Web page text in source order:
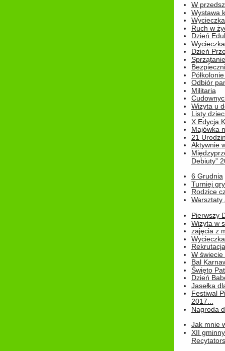
W
Wystawa
Ruch w
Dzień
Dzień
Odbiór
Militaria
Wizyta u
Listy
X Edycja
Majówka
21
Aktywnie
Debiuty”
6 Grudnia
Turniej
Rodzice
Warsztaty
Pierwszy
Wizyta w
zajęcia z
W świecie
Bal
Święto
Dzień
Jasełka
Festiwal
2017...
Nagroda
Jak mnie
XII